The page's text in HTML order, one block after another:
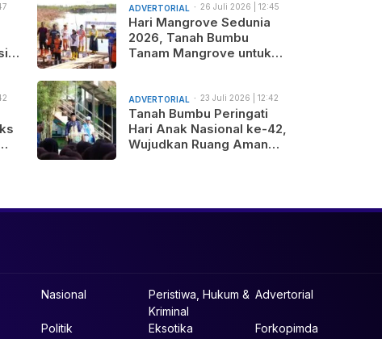
ADVERTORIAL
26 Juli 2026 | 12:45
am
Hari Mangrove Sedunia
2026, Tanah Bumbu
Tanam Mangrove untuk
ADVERTORIAL
23 Juli 2026 | 12:42
am
Tanah Bumbu Peringati
Hari Anak Nasional ke-42,
Wujudkan Ruang Aman
Nasional
Peristiwa, Hukum &
Kriminal
Advertorial
Politik Eksotika Forkopimda